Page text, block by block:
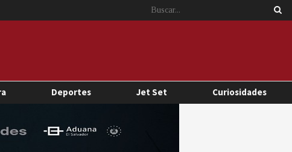
Deportes Jet Set Curiosidades